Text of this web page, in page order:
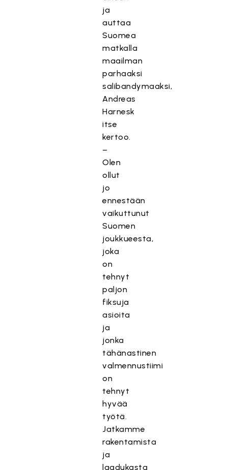
ja
auttaa
Suomea
matkalla
maailman
parhaaksi
salibandymaaksi,
Andreas
Harnesk
itse
kertoo.
–
Olen
ollut
jo
ennestään
vaikuttunut
Suomen
joukkueesta,
joka
on
tehnyt
paljon
fiksuja
asioita
ja
jonka
tähänastinen
valmennustiimi
on
tehnyt
hyvää
työtä.
Jatkamme
rakentamista
ja
laadukasta